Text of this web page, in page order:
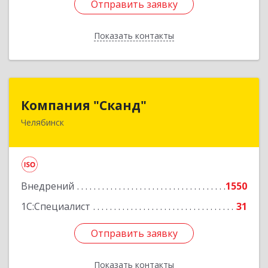
Отправить заявку
Показать контакты
Отправить заявку
Назад
Компания "Сканд"
Челябинск
Внедрений
1550
1С:Специалист
31
Отправить заявку
Показать контакты
Отправить заявку
Назад